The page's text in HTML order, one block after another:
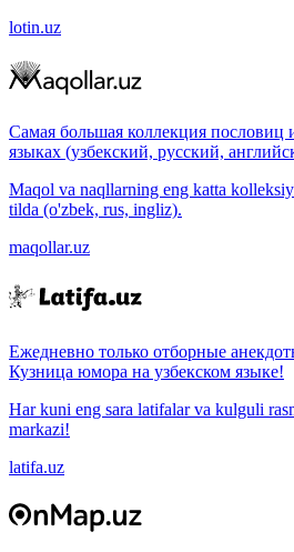
lotin.uz
Самая большая коллекция пословиц
языках (узбекский, русский,
Maqol va naqllarning eng katta
tilda (o'zbek, rus, ingliz).
maqollar.uz
Ежедневно только отборные
Кузница юмора на узбекском языке!
Har kuni eng sara latifalar va kulguli
markazi!
latifa.uz